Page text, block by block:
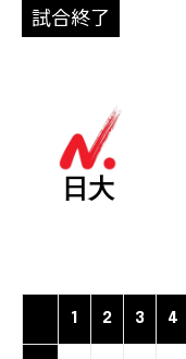
試合終了
日大
1 2 3 4